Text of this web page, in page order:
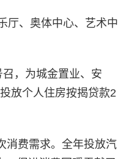
厅、奥体中心、艺术中
，为城金置业、安
放个人住房按揭贷款2
消费需求。全年投放汽